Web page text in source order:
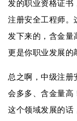
发的职业资格证书
注册安全工程师。
发下来的，含金量
更是你职业发展的
总之啊，中级注册
会多多、含金量高
这个领域发展的话